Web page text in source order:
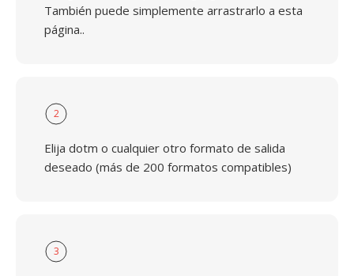
También puede simplemente arrastrarlo a esta
página..
2
Elija dotm o cualquier otro formato de salida
deseado (más de 200 formatos compatibles)
3